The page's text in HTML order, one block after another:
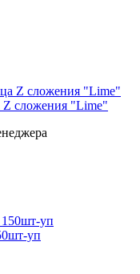
Z сложения "Lime"
уп